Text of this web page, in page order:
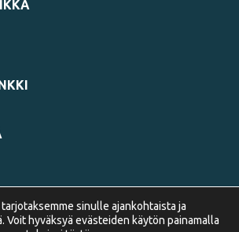
sinulle ajankohtaista ja
Voit hyväksyä evästeiden käytön painamalla